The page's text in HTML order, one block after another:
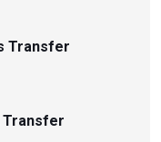
Transfer
Transfer